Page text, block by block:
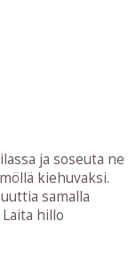
ja soseuta ne
kiehuvaksi.
samalla
hillo